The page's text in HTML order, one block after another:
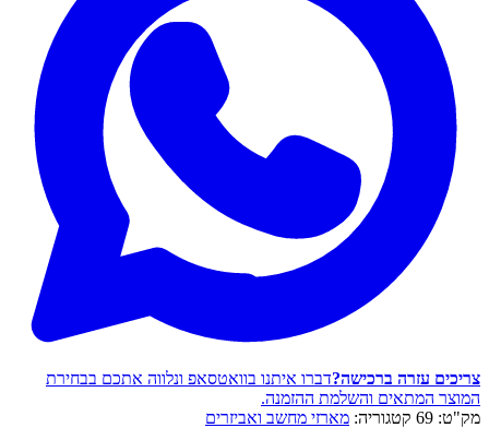
צריכים עזרה ברכישה?דברו איתנו בוואטסאפ ונלווה אתכם בבחירת
המוצר המתאים והשלמת ההזמנה.
מק"ט: 69 קטגוריה: מארזי מחשב ואביזרים